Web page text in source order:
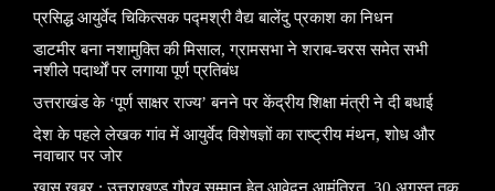
प्रसिद्ध आयुर्वेद चिकित्सक पद्मश्री वैद्य बालेंदु प्रकाश का निधन
डाटमीर बना नशामुक्ति की मिसाल, ग्रामसभा ने शराब-चरस समेत सभी
नशीले पदार्थों पर लगाया पूर्ण प्रतिबंध
उत्तराखंड के ‘पूर्ण साक्षर राज्य’ बनने पर केंद्रीय शिक्षा मंत्री ने दी बधाई
देश के पहले लेखक गांव में आयुर्वेद विशेषज्ञों का राष्ट्रीय मंथन, शोध और
नवाचार पर जोर
खास खबर : उत्तराखण्ड गौरव सम्मान हेतु आवेदन आमंत्रित, 30 अगस्त तक